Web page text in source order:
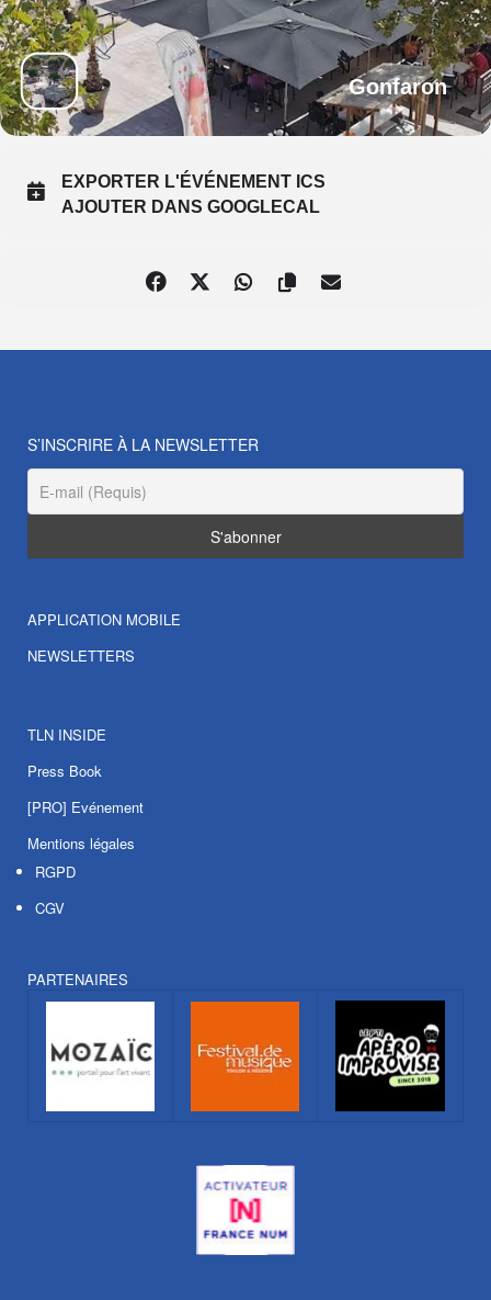
Gonfaron
EXPORTER L'ÉVÉNEMENT ICS
AJOUTER DANS GOOGLECAL
S’INSCRIRE À LA NEWSLETTER
APPLICATION MOBILE
NEWSLETTERS
TLN INSIDE
Press Book
[PRO] Evénement
Mentions légales
RGPD
CGV
PARTENAIRES